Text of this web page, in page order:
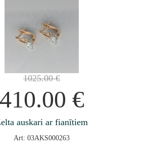
1025.00€
410.00 €
auskari ar fianītiem
Art: 03AKS000263